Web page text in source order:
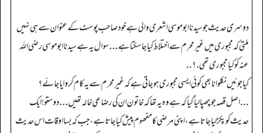
دوسری حدیث جو سیدنا ابو موسی اشعری والی ہے خود صاحب پوسٹ کے عنوان سے ہی نہیں
ملتی کہ مجبوری میں غیر محرم سے اختلاط کیا جا سکتا ہے ... سوال یہ ہے سیدنا ابو موسی رضی اللہ
عنہ کو کیا مجبوری تھی .؟..
کیا جوئیں نکلوانا بھی کوئی ایسی مجبوری ہو جاتی ہے کہ غیر محرم سے یہ کام کروایا جائے؟
... اصل قصہ جو چھپا لیا گیا کہ ہے وہ یہ تھا کہ خاتون ان کی رضاعی خالہ تھیں ... دوستو! ایک
حدیث کو پکڑ لیا جاتا ہے، اپنی مرضی کا مفھوم پیش کیا جاتا ہے، جب کہ بسا اوقات اس حدیث